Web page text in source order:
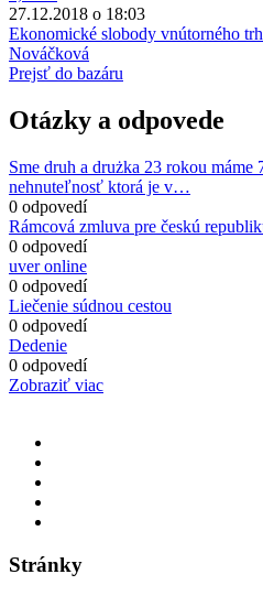
27.12.2018 o 18:03
Ekonomické slobody vnútorného
Nováčková
Prejsť do bazáru
Otázky a odpovede
Sme druh a drużka 23 rokou máme
nehnuteľnosť ktorá je v…
0 odpovedí
Rámcová zmluva pre českú
0 odpovedí
uver online
0 odpovedí
Liečenie súdnou cestou
0 odpovedí
Dedenie
0 odpovedí
Zobraziť viac
Stránky